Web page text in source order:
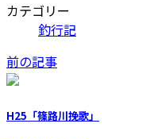
カテゴリー
釣行記
前の記事
H25「篠路川挽歌」